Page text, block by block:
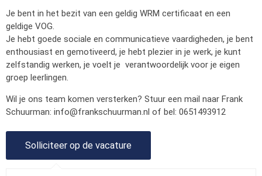
Je bent in het bezit van een geldig WRM certificaat en een
geldige VOG.
Je hebt goede sociale en communicatieve vaardigheden, je bent
enthousiast en gemotiveerd, je hebt plezier in je werk, je kunt
zelfstandig werken, je voelt je verantwoordelijk voor je eigen
groep leerlingen.
Wil je ons team komen versterken? Stuur een mail naar Frank
Schuurman: info@frankschuurman.nl of bel: 0651493912